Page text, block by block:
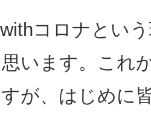
コロナとい
います。これ
が、はじめに